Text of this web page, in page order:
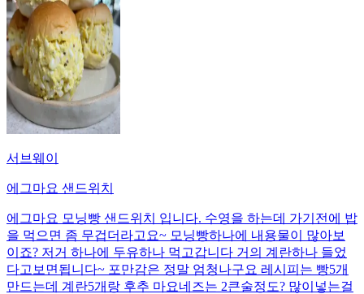
서브웨이
에그마요 샌드위치
에그마요 모닝빵 샌드위치 입니다. 수영을 하는데 가기전에 밥
을 먹으면 좀 무겁더라고요~ 모닝빵하나에 내용물이 많아보
이죠? 저거 하나에 두유하나 먹고갑니다 거의 계란하나 들었
다고보면됩니다~ 포만감은 정말 엄청나구요 레시피는 빵5개
만드는데 계란5개랑 후추 마요네즈는 2큰술정도? 많이넣는걸